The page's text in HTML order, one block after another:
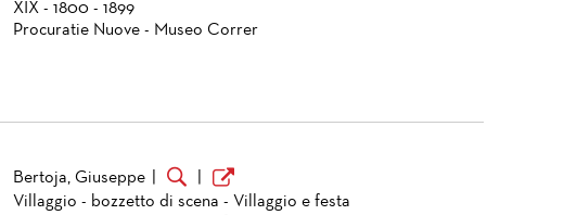
XIX - 1800 - 1899
Procuratie Nuove - Museo Correr
Bertoja, Giuseppe
Villaggio - bozzetto di scena - Villaggio e festa